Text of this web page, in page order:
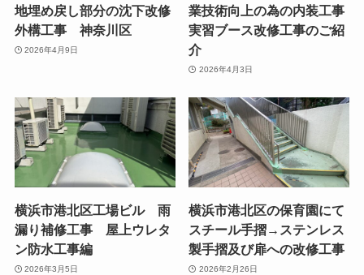
地埋め戻し部分の沈下改修
外構工事 神奈川区
2026年4月9日
業技術向上の為の内装工事
実習ブース改修工事のご紹
介
2026年4月3日
横浜市港北区工場ビル 雨
漏り補修工事 屋上ウレタ
ン防水工事編
2026年3月5日
横浜市港北区の保育園にて
スチール手摺→ステンレス
製手摺及び扉への改修工事
2026年2月26日